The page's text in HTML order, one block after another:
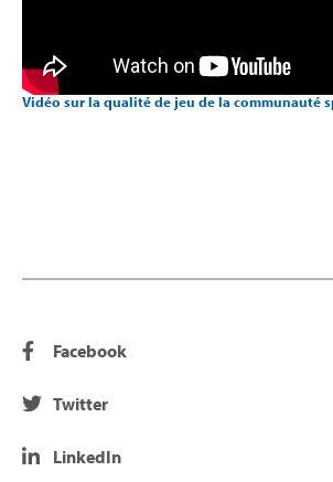
Vidéo sur la qualité de jeu de la communauté
Facebook
Twitter
LinkedIn